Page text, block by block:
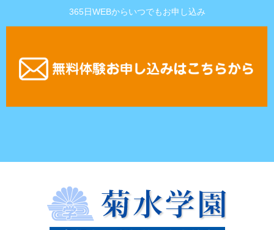
365日WEBからいつでもお申し込み